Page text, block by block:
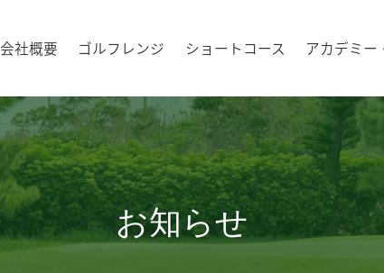
会社概要 ゴルフレンジ ショートコース アカデミー
お知らせ